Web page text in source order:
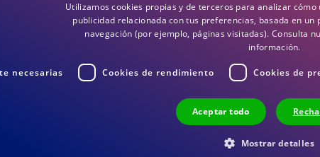
Garantía de 10 años
Utilizamos cookies propias y de terceros para analizar
publicidad relacionada con tus preferencias, basada en
navegación (por ejemplo, páginas visitadas). Consulta
información.
necesarias Cookies de rendimiento Cookies de
Aceptar todo
Mostrar detalles